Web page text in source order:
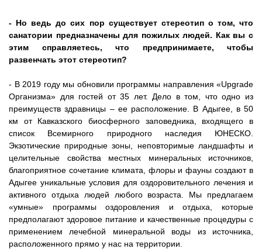
- Но ведь до сих пор существует стереотип о том, что
санатории предназначены для пожилых людей. Как вы с
этим справляетесь, что предпринимаете, чтобы
развенчать этот стереотип?
- В 2019 году мы обновили программы направления «Upgrade
Организма» для гостей от 35 лет. Дело в том, что одно из
преимуществ здравницы – ее расположение. В Адыгее, в 50
км от Кавказского биосферного заповедника, входящего в
список Всемирного природного наследия ЮНЕСКО.
Экзотические природные зоны, неповторимые ландшафты и
целительные свойства местных минеральных источников,
благоприятное сочетание климата, флоры и фауны создают в
Адыгее уникальные условия для оздоровительного лечения и
активного отдыха людей любого возраста. Мы предлагаем
«умные» программы оздоровления и отдыха, которые
предполагают здоровое питание и качественные процедуры с
применением лечебной минеральной воды из источника,
расположенного прямо у нас на территории.